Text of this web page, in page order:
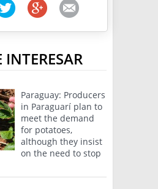
INTERESAR
Paraguay: Producers
in Paraguarí plan to
meet the demand
for potatoes,
although they insist
on the need to stop